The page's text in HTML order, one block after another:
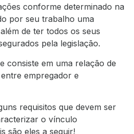
conforme determinado na
por seu trabalho uma
de ter todos os seus
pela legislação.
consiste em uma relação de
empregador e
requisitos que devem ser
o vínculo
são eles a seguir!